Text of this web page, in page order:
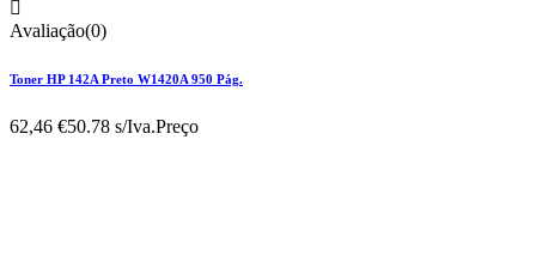

Avaliação(0)
Toner HP 142A Preto W1420A 950 Pág.
62,46 €50.78 s/Iva.Preço